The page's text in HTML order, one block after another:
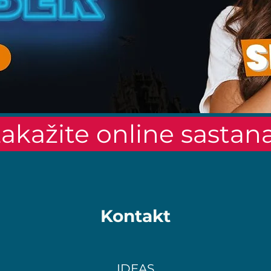
online
Kontakt